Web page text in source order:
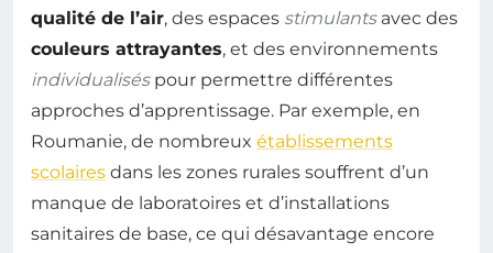
qualité de l’air, des espaces stimulantsavec des
couleurs attrayantes, et des environnements
individualiséspour permettre différentes
approches d’apprentissage. Par exemple, en
Roumanie, de nombreux établissements
scolaires dans les zones rurales souffrent d’un
manque de laboratoires et d’installations
sanitaires de base, ce qui désavantage encore